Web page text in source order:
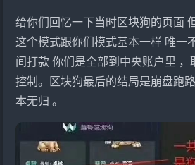
给你们回忆一下当时区块狗的页面
这个模式跟你们模式基本一样 唯一
间打款 你们是全部到中央账户里
控制。区块狗最后的结局是崩盘跑
本无归 。